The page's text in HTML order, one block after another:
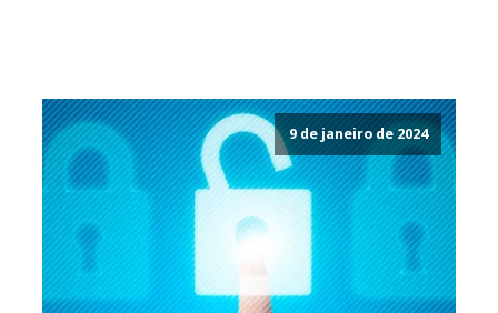
9 de janeiro de 2024